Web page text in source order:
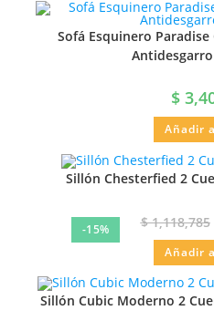
Sofá Esquinero
Antidesgarro
$
Añadir
-15%
Sillón Chesterfied 2
$1,118,785
Añadir
Sillón Cubic Moderno 2